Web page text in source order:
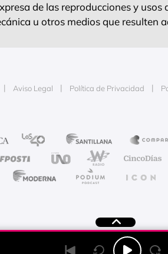
de las reproducciones y
u otros medios que resulten
Aviso Legal Política de Privacidad
publicidad